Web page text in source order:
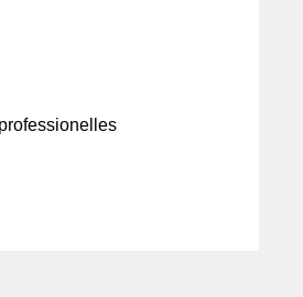
zu überwachen.